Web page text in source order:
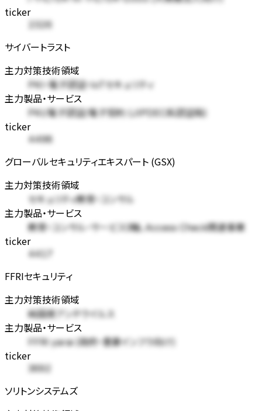
ticker
2326
サイバートラスト
主力対策技術領域
PKI・電子認証・IoTセキュリティ
主力製品・サービス
PKI/電子認証/電子契約 (JIPDEC系認証局)
ticker
4498
グローバルセキュリティエキスパート (GSX)
主力対策技術領域
セキュリティ教育・コンサル
主力製品・サービス
教育・コンサル・サービス3軸、Access Check関連事業
ticker
4417
FFRIセキュリティ
主力対策技術領域
純国産アンチウイルス
主力製品・サービス
FFRI yarai (政府・重要インフラ向け)
ticker
3692
ソリトンシステムズ